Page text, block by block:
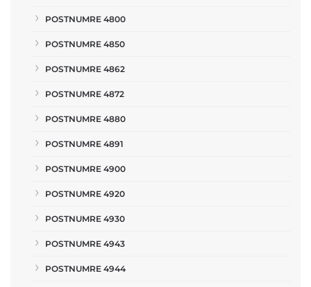
POSTNUMRE 4800
POSTNUMRE 4850
POSTNUMRE 4862
POSTNUMRE 4872
POSTNUMRE 4880
POSTNUMRE 4891
POSTNUMRE 4900
POSTNUMRE 4920
POSTNUMRE 4930
POSTNUMRE 4943
POSTNUMRE 4944